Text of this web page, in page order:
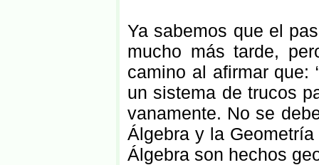
Ya sabemos que el
mucho más tarde,
camino al afirmar que:
un sistema de trucos
vanamente. No se
Álgebra y la
Álgebra son hechos